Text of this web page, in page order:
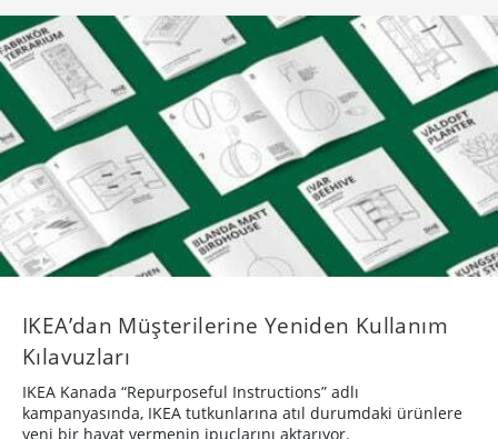
IKEA’dan Müşterilerine Yeniden Kullanım
Kılavuzları
IKEA Kanada “Repurposeful Instructions” adlı
kampanyasında, IKEA tutkunlarına atıl durumdaki ürünlere
yeni bir hayat vermenin ipuçlarını aktarıyor.